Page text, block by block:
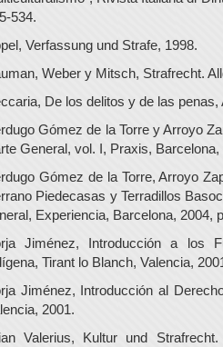
534.
Verfassung und Strafe, 1998.
Weber y Mitsch, Strafrecht.
De los delitos y de las penas,
Gómez de la Torre y Arroyo
General, vol. I, Praxis, Barcelona,
Gómez de la Torre, Arroyo
Piedecasas y Terradillos
Experiencia, Barcelona, 2004,
Jiménez, Introducción a los
Tirant lo Blanch, Valencia,
Jiménez, Introducción al
2001.
Valerius, Kultur und